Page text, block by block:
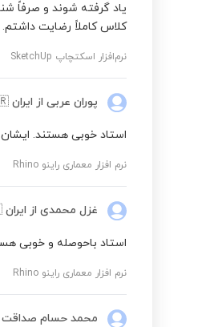
یاد گرفته شوند و صرفاً
کلاس کاملاً رضایت داشتم.
نرم‌افزار اسکتچاپ SketchUp
پوران عربی از ایران
استاد خوبی هستند.
نرم افزار معماری راینو Rhino
غزل محمدی از ایران
استاد باحوصله و خوبی
نرم افزار معماری راینو Rhino
محمد حسام صداقت